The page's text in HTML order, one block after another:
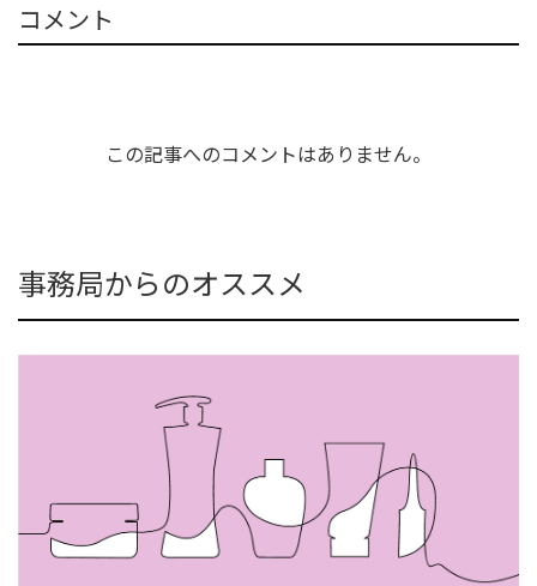
コメント
この記事へのコメントはありません。
事務局からのオススメ